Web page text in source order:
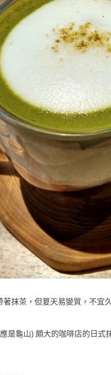
抹茶，但夏天易變質，不宜
是龜山) 頗大的咖啡店的日式